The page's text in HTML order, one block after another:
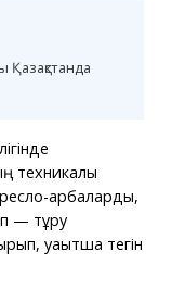
Қазақстанда
техникалық
арбаларды,
— тұру
уақытша тегін